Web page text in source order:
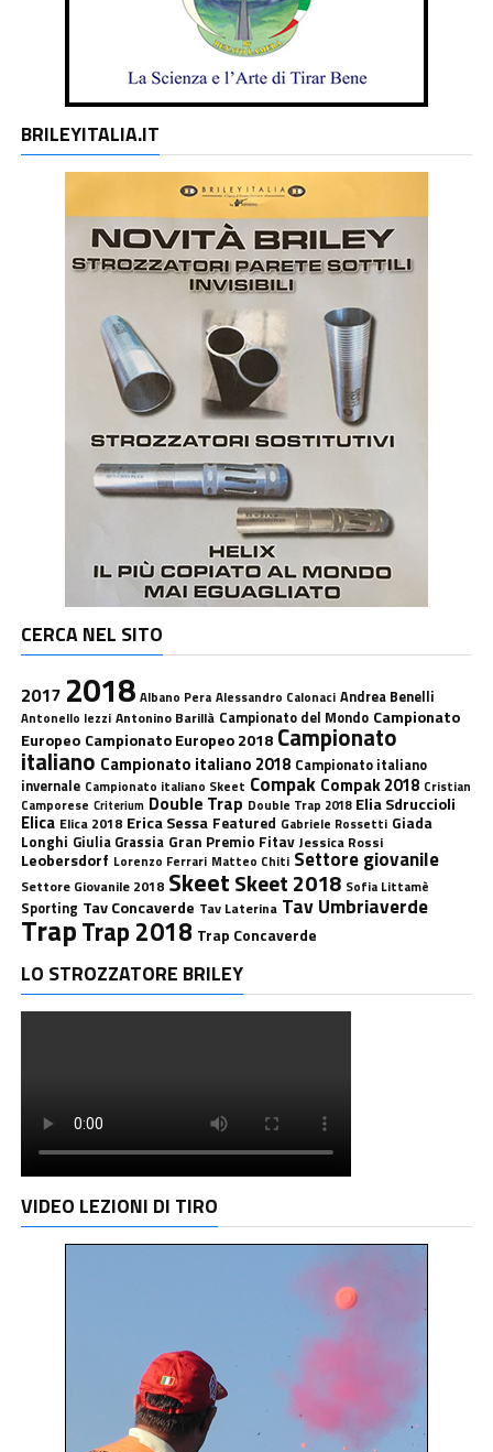
BRILEYITALIA.IT
CERCA NEL SITO
2017 2018 Albano Pera Alessandro Calonaci Andrea Benelli
Antonello Iezzi Antonino Barillà Campionato del Mondo Campionato
Europeo Campionato Europeo 2018 Campionato
italiano Campionato italiano 2018 Campionato italiano
invernale Campionato italiano Skeet Compak Compak 2018 Cristian
Camporese Criterium Double Trap Double Trap 2018 Elia Sdruccioli
Elica Elica 2018 Erica Sessa Featured Gabriele Rossetti Giada
Longhi Giulia Grassia Gran Premio Fitav Jessica Rossi
Leobersdorf Lorenzo Ferrari Matteo Chiti Settore giovanile
Settore Giovanile 2018 SkeetSkeet 2018 Sofia Littamè
Sporting Tav Concaverde Tav Laterina Tav Umbriaverde
TrapTrap 2018 Trap Concaverde
LO STROZZATORE BRILEY
VIDEO LEZIONI DI TIRO